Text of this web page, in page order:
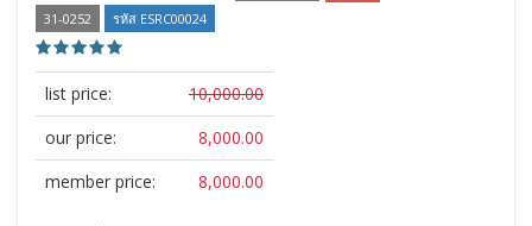
31-0252 รหัส ESRC00024
list price:
10,000.00
our price:
8,000.00
member price:
8,000.00